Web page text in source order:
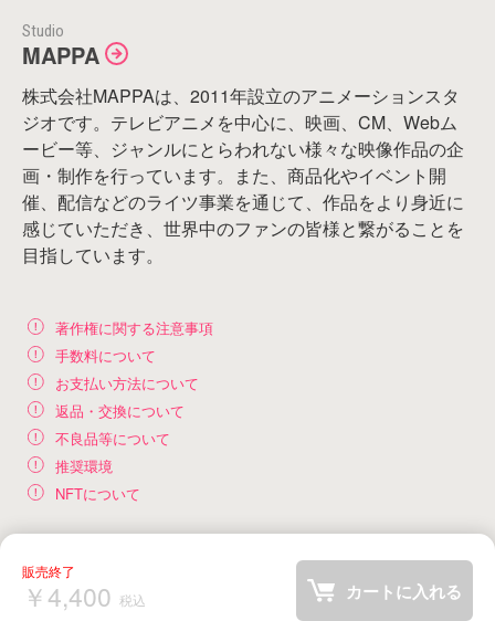
Studio
MAPPA
株式会社MAPPAは、2011年設立のアニメーションスタ
ジオです。テレビアニメを中心に、映画、CM、Webム
ービー等、ジャンルにとらわれない様々な映像作品の企
画・制作を行っています。また、商品化やイベント開
催、配信などのライツ事業を通じて、作品をより身近に
感じていただき、世界中のファンの皆様と繋がることを
目指しています。
著作権に関する注意事項
手数料について
お支払い方法について
返品・交換について
不良品等について
推奨環境
NFTについて
￥4,400 税込 カートに入れる